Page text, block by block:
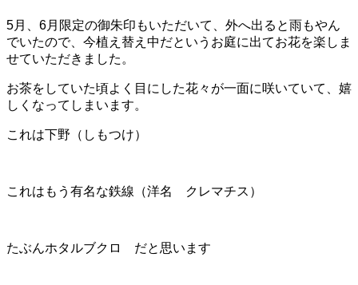
5月、6月限定の御朱印もいただいて、外へ出ると雨もやん
でいたので、今植え替え中だというお庭に出てお花を楽しま
せていただきました。
お茶をしていた頃よく目にした花々が一面に咲いていて、嬉
しくなってしまいます。
これは下野（しもつけ）
これはもう有名な鉄線（洋名 クレマチス）
たぶんホタルブクロ だと思います